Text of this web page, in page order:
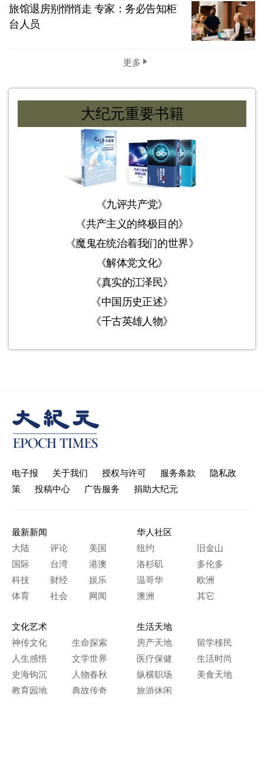
旅馆退房别悄悄走 专家：务必告知柜
台人员
更多
大纪元重要书籍
《九评共产党》
《共产主义的终极目的》
《魔鬼在统治着我们的世界》
《解体党文化》
《真实的江泽民》
《中国历史正述》
《千古英雄人物》
电子报 关于我们 授权与许可 服务条款
隐私政
策
投稿中心 广告服务 捐助大纪元
最新新闻
大陆
评论
美国
国际
台湾
港澳
科技
财经
娱乐
体育
社会 网闻
华人社区
纽约
旧金山
洛杉矶
多伦多
温哥华
欧洲
澳洲
其它
文化艺术
神传文化
生命探索
人生感悟
文学世界
史海钩沉
人物春秋
教育园地
典故传奇
生活天地
房产天地
留学移民
医疗保健
生活时尚
纵横职场
美食天地
旅游休闲